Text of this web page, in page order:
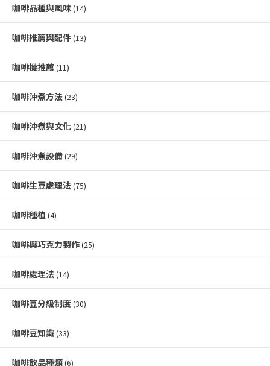
咖啡品種與風味(14)
咖啡推薦與配件 (13)
咖啡機推薦 (11)
咖啡沖煮方法 (23)
咖啡沖煮與文化 (21)
咖啡沖煮設備 (29)
咖啡生豆處理法 (75)
咖啡種植 (4)
咖啡與巧克力製作 (25)
咖啡處理法 (14)
咖啡豆分級制度 (30)
咖啡豆知識 (33)
咖啡飲品種類 (6)